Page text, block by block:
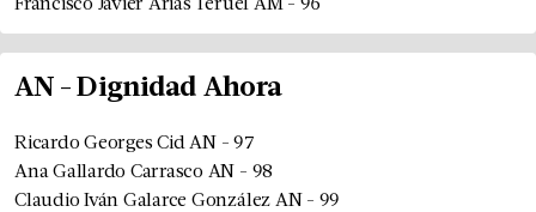
Francisco Javier Arias Teruel AM- 96
AN -Dignidad Ahora
Ricardo Georges Cid AN -97
Ana Gallardo Carrasco AN - 98
Claudio Iván Galarce González AN - 99